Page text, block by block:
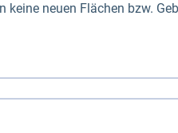
neuen Flächen bzw.